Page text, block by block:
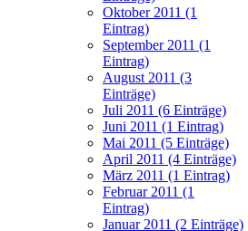
Oktober 2011 (1
Eintrag)
September 2011 (1
Eintrag)
August 2011 (3
Einträge)
Juli 2011 (6 Einträge)
Juni 2011 (1 Eintrag)
Mai 2011 (5 Einträge)
April 2011 (4 Einträge)
März 2011 (1 Eintrag)
Februar 2011 (1
Eintrag)
Januar 2011 (2 Einträge)